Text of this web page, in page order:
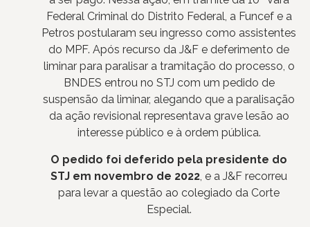
Federal Criminal do Distrito Federal, a Funcef e a
Petros postularam seu ingresso como assistentes
do MPF. Após recurso da J&F e deferimento de
liminar para paralisar a tramitação do processo, o
BNDES entrou no STJ com um pedido de
suspensão da liminar, alegando que a paralisação
da ação revisional representava grave lesão ao
interesse público e à ordem pública.
O pedido foi deferido pela presidente do
STJ em novembro de 2022 , e a J&F recorreu
para levar a questão ao colegiado da Corte
Especial.